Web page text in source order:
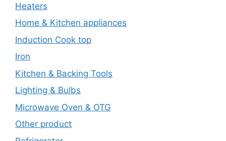
Heaters
Home & Kitchen appliances
Induction Cook top
Iron
Kitchen & Backing Tools
Lighting & Bulbs
Microwave Oven & OTG
Other product